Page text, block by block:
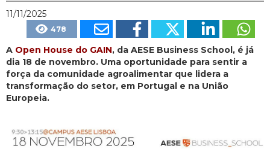
11/11/2025
478
A Open House do GAIN, da AESE Business School, é já
dia 18 de novembro. Uma oportunidade para sentir a
força da comunidade agroalimentar que lidera a
transformação do setor, em Portugal e na União
Europeia.